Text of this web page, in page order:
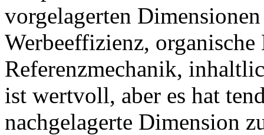
vorgelagerten
Werbeeffizienz,
Referenzmechanik,
ist wertvoll, aber es hat
nachgelagerte Dimension